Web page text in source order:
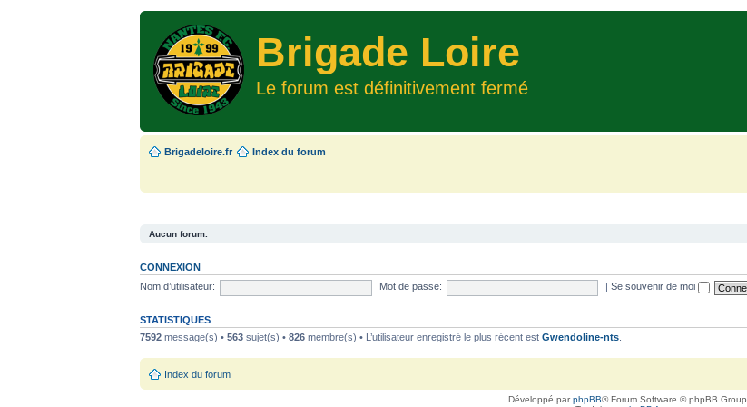
Brigade Loire
Le forum est définitivement fermé
Brigadeloire.fr Index du forum
Aucun forum.
CONNEXION
Nom d’utilisateur:
Mot de passe: Se souvenir de moi
STATISTIQUES
7592 message(s) •563 sujet(s) •826 membre(s) • L’utilisateur enregistré le plus récent estGwendoline-nts
Index du forum
Développé parphpBB® Forum Software © phpBB Group